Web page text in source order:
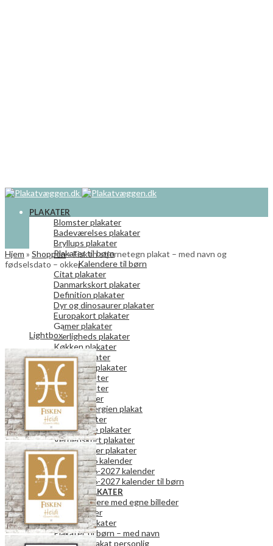
PLAKATER
Blomster plakater
Badeværelses plakater
Bryllups plakater
Plakater til børn
Kalendere til børn
Citat plakater
Danmarkskort plakater
Definition plakater
Dyr og dinosaurer plakater
Europakort plakater
Gamer plakater
Kærligheds plakater
Køkken plakater
Kunst plakater
Mor og Far plakater
Natur plakater
Retro plakater
Rum plakater
Spar på energien plakat
Teen plakater
Vaskeguide plakater
Verdenskort plakater
Vægkalender plakater
2026 kalender
2026-2027 kalender
2026-2027 kalender til børn
PERSONLIGE PLAKATER
Fotokalendere med egne billeder
Fotoplakater
Bogstavplakater
Plakater til børn – med navn
Danmark plakat personlig
Hjem » Shoppen»Fisken stjernetegn plakat – med navn og
fødselsdato – okker
Lightbox